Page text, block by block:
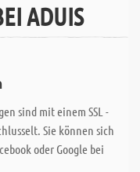
ADUIS
sind mit einem SSL -
Sie können sich
oder Google bei